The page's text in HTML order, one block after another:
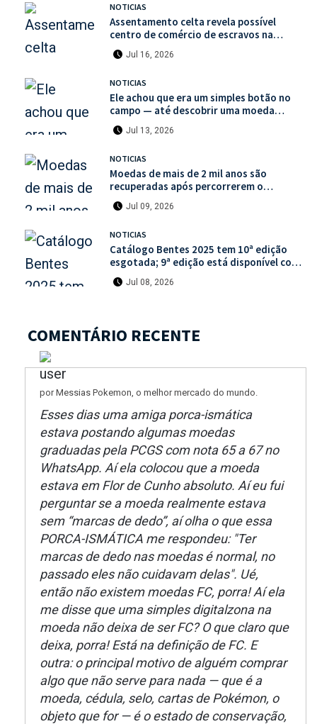
NOTICIAS
Assentamento celta revela possível
centro de comércio de escravos na
França
Jul 16, 2026
NOTICIAS
Ele achou que era um simples botão no
campo — até descobrir uma moeda
medieval de valor histórico incalculável
Jul 13, 2026
NOTICIAS
Moedas de mais de 2 mil anos são
recuperadas após percorrerem o
mercado ilegal de antiguidades
Jul 09, 2026
NOTICIAS
Catálogo Bentes 2025 tem 10ª edição
esgotada; 9ª edição está disponível com
mais de 30% de desconto na unidade
Jul 08, 2026
COMENTÁRIO RECENTE
por Messias Pokemon, o melhor mercado do mundo.
Esses dias uma amiga porca-ismática
estava postando algumas moedas
graduadas pela PCGS com nota 65 a 67 no
WhatsApp. Aí ela colocou que a moeda
estava em Flor de Cunho absoluto. Aí eu fui
perguntar se a moeda realmente estava
sem “marcas de dedo”, aí olha o que essa
PORCA-ISMÁTICA me respondeu: "Ter
marcas de dedo nas moedas é normal, no
passado eles não cuidavam delas". Ué,
então não existem moedas FC, porra! Aí ela
me disse que uma simples digitalzona na
moeda não deixa de ser FC? O que claro que
deixa, porra! Está na definição de FC. E
outra: o principal motivo de alguém comprar
algo que não serve para nada — que é a
moeda, cédula, selo, cartas de Pokémon, o
objeto que for — é o estado de conservação,